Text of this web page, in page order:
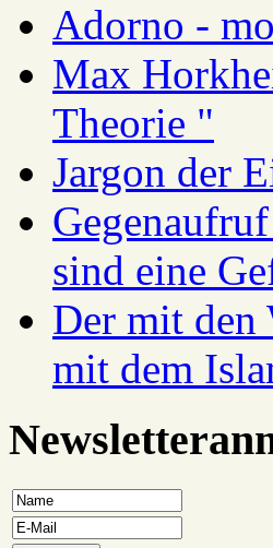
Adorno -
Max
Theorie "
Jargon der
sind eine
Der mit den
mit dem